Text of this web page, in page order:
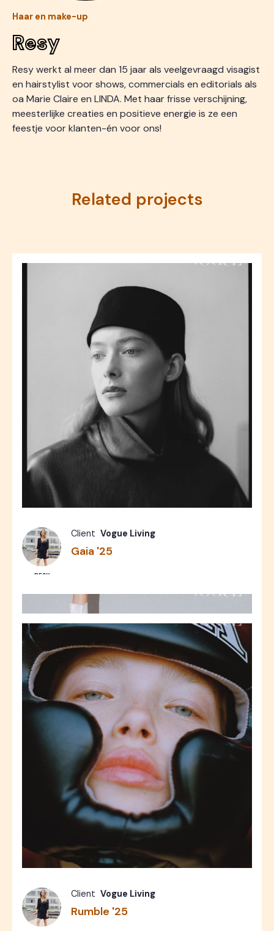
Haar en make-up
Resy
Resy werkt al meer dan 15 jaar als veelgevraagd visagist
en hairstylist voor shows, commercials en editorials als
oa Marie Claire en LINDA. Met haar frisse verschijning,
meesterlijke creaties en positieve energie is ze een
feestje voor klanten-én voor ons!
Related projects
RESY
Client Vogue Living
Gaia '25
Client Vogue Living
Rumble '25